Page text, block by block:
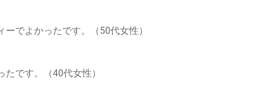
でよかったです。（50代女性）
です。（40代女性）